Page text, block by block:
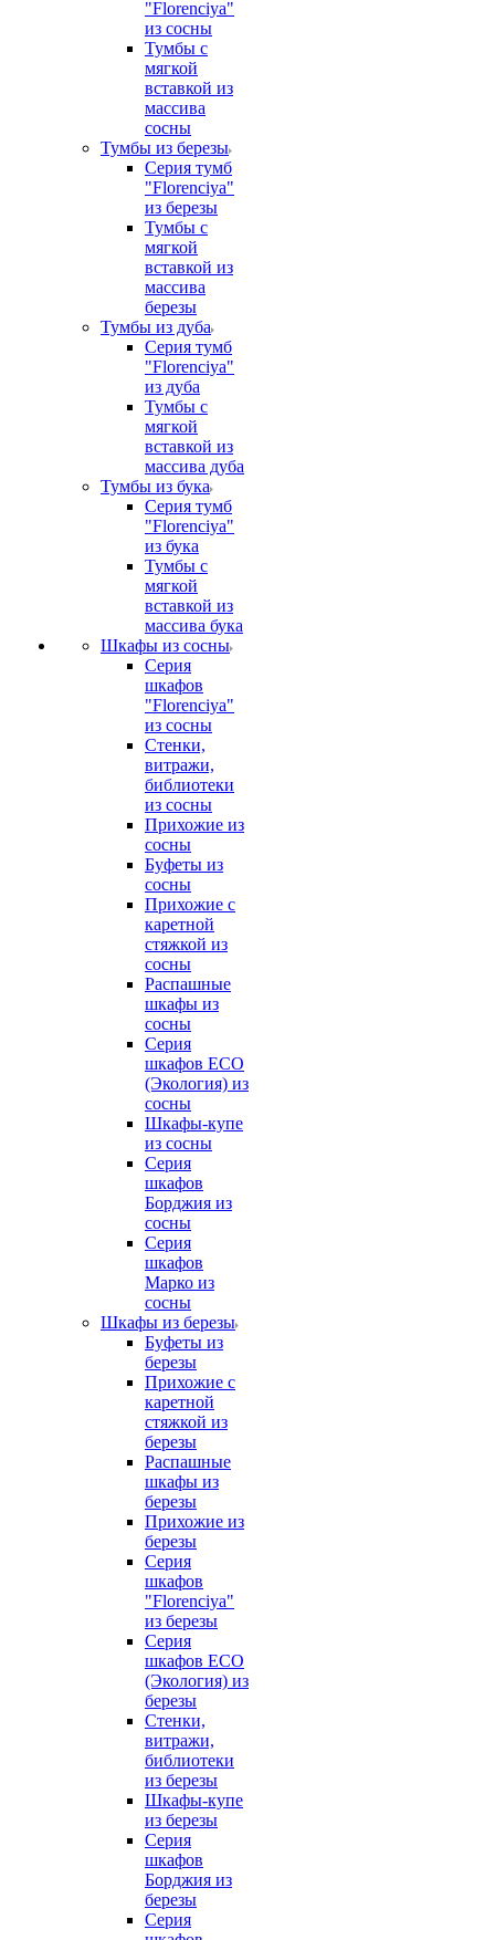
"Florenciya"
из сосны
Тумбы с
мягкой
вставкой из
массива
сосны
Тумбы из березы
Серия тумб
"Florenciya"
из березы
Тумбы с
мягкой
вставкой из
массива
березы
Тумбы из дуба
Серия тумб
"Florenciya"
из дуба
Тумбы с
мягкой
вставкой из
массива дуба
Тумбы из бука
Серия тумб
"Florenciya"
из бука
Тумбы с
мягкой
вставкой из
массива бука
Шкафы из сосны
Серия
шкафов
"Florenciya"
из сосны
Стенки,
витражи,
библиотеки
из сосны
Прихожие из
сосны
Буфеты из
сосны
Прихожие с
каретной
стяжкой из
сосны
Распашные
шкафы из
сосны
Серия
шкафов ECO
(Экология) из
сосны
Шкафы-купе
из сосны
Серия
шкафов
Борджия из
сосны
Серия
шкафов
Марко из
сосны
Шкафы из березы
Буфеты из
березы
Прихожие с
каретной
стяжкой из
березы
Распашные
шкафы из
березы
Прихожие из
березы
Серия
шкафов
"Florenciya"
из березы
Серия
шкафов ECO
(Экология) из
березы
Стенки,
витражи,
библиотеки
из березы
Шкафы-купе
из березы
Серия
шкафов
Борджия из
березы
Серия